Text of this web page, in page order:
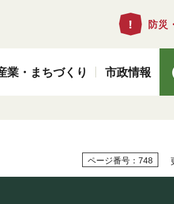
防災
業・まちづくり 市政情報
ページ番号：748